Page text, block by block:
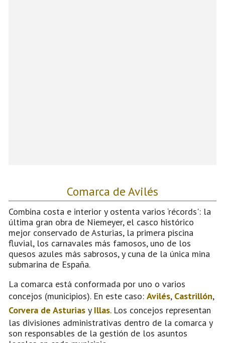
Comarca de Avilés
Combina costa e interior y ostenta varios ‘récords': la
última gran obra de Niemeyer, el casco histórico
mejor conservado de Asturias, la primera piscina
fluvial, los carnavales más famosos, uno de los
quesos azules más sabrosos, y cuna de la única mina
submarina de España.
La comarca está conformada por uno o varios
concejos (municipios). En este caso: Avilés, Castrillón,
Corvera de Asturias y Illas. Los concejos representan
las divisiones administrativas dentro de la comarca y
son responsables de la gestión de los asuntos